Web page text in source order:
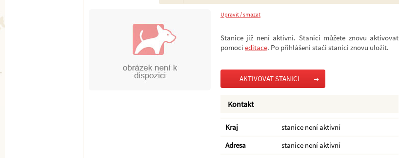
Upravit / smazat
Stanice již není aktivní. Stanici můžete znovu aktivovat
pomocíeditace. Po přihlášení stačí stanici znovu uložit.
AKTIVOVAT STANICI
Kontakt
Kraj
stanice není aktivní
Adresa
stanice není aktivní